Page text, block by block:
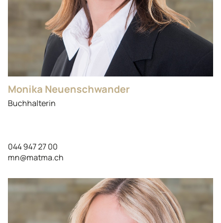
Monika Neuenschwander
Buchhalterin
044 947 27 00
mn@matma.ch